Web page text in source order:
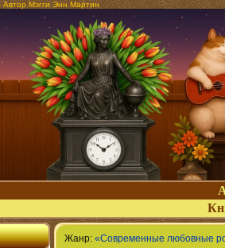
Автор Мэгги Энн Мартин
Жанр: «Современные любовные